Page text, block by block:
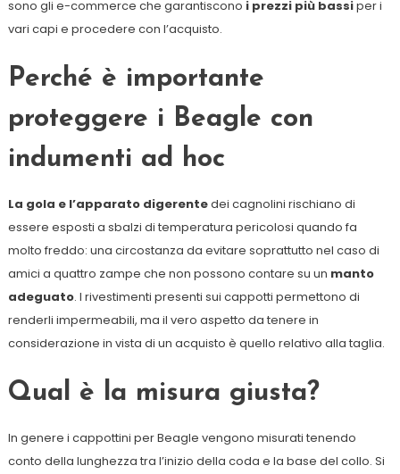
sono gli e-commerce che garantiscono i prezzi più bassiper i
vari capi e procedere con l’acquisto.
Perché è importante
proteggere i Beagle con
indumenti ad hoc
La gola e l’apparato digerentedei cagnolini rischiano di
essere esposti a sbalzi di temperatura pericolosi quando fa
molto freddo: una circostanza da evitare soprattutto nel caso di
amici a quattro zampe che non possono contare su un manto
adeguato. I rivestimenti presenti sui cappotti permettono di
renderli impermeabili, ma il vero aspetto da tenere in
considerazione in vista di un acquisto è quello relativo alla taglia.
Qual è la misura giusta?
In genere i cappottini per Beagle vengono misurati tenendo
conto della lunghezza tra l’inizio della coda e la base del collo. Si